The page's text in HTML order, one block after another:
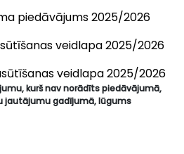
piedāvājums 2025/2026
veidlapa 2025/2026
veidlapa 2025/2026
kurš nav norādīts piedāvājumā,
jautājumu gadījumā, lūgums